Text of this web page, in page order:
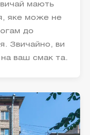
мають
яке може не
до
Звичайно, ви
ваш смак та.